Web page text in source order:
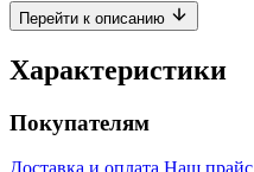
Перейти к описанию
Характеристики
Покупателям